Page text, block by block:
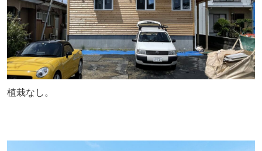
植栽なし。